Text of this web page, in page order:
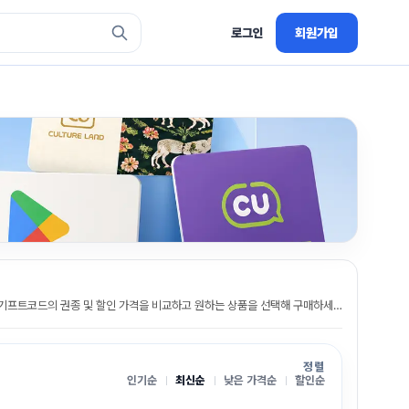
로그인 회원가입
구글 플레이 기프트카드와 기프트코드의 권종 및 할인 가격을 비교하고 원하는 상품을 선택해 구매하세요.
정렬
인기순
최신순 낮은 가격순 할인순